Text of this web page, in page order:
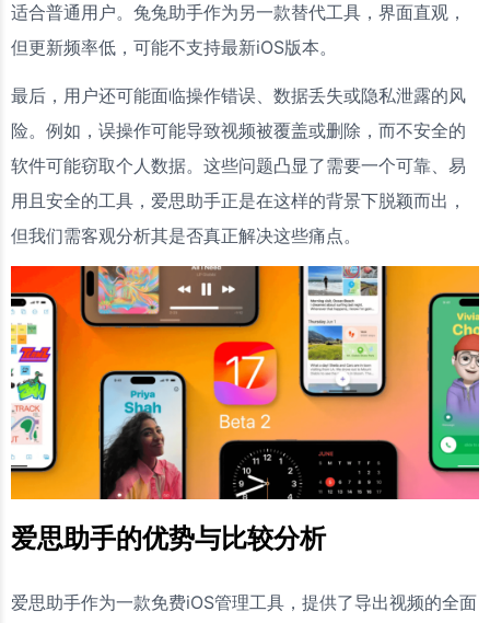
适合普通用户。兔兔助手作为另一款替代工具，界面直观，
但更新频率低，可能不支持最新iOS版本。
最后，用户还可能面临操作错误、数据丢失或隐私泄露的风
险。例如，误操作可能导致视频被覆盖或删除，而不安全的
软件可能窃取个人数据。这些问题凸显了需要一个可靠、易
用且安全的工具，爱思助手正是在这样的背景下脱颖而出，
但我们需客观分析其是否真正解决这些痛点。
爱思助手的优势与比较分析
爱思助手作为一款免费iOS管理工具，提供了导出视频的全面